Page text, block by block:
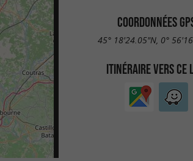
COORDONNÉES
45° 18'24.05"N, 0°
ITINÉRAIRE VERS CE